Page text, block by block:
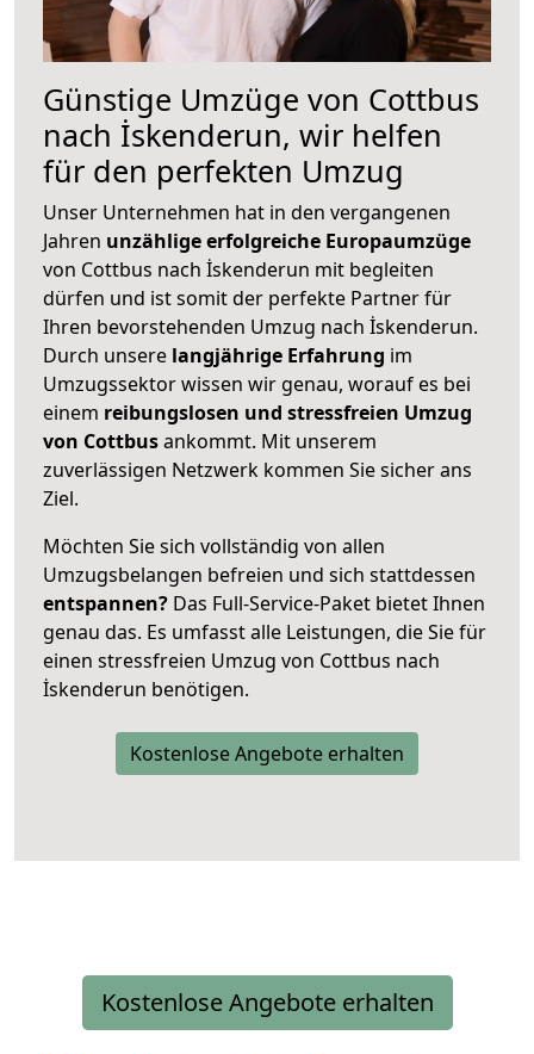
Günstige Umzüge von Cottbus
nach İskenderun, wir helfen
für den perfekten Umzug
Unser Unternehmen hat in den vergangenen
Jahren unzählige erfolgreiche Europaumzüge
von Cottbus nach İskenderun mit begleiten
dürfen und ist somit der perfekte Partner für
Ihren bevorstehenden Umzug nach İskenderun.
Durch unsere langjährige Erfahrung im
Umzugssektor wissen wir genau, worauf es bei
einem reibungslosen und stressfreien Umzug
von Cottbusankommt. Mit unserem
zuverlässigen Netzwerk kommen Sie sicher ans
Ziel.
Möchten Sie sich vollständig von allen
Umzugsbelangen befreien und sich stattdessen
entspannen? Das Full-Service-Paket bietet Ihnen
genau das. Es umfasst alle Leistungen, die Sie für
einen stressfreien Umzug von Cottbus nach
İskenderun benötigen.
Kostenlose Angebote erhalten
Kostenlose Angebote erhalten